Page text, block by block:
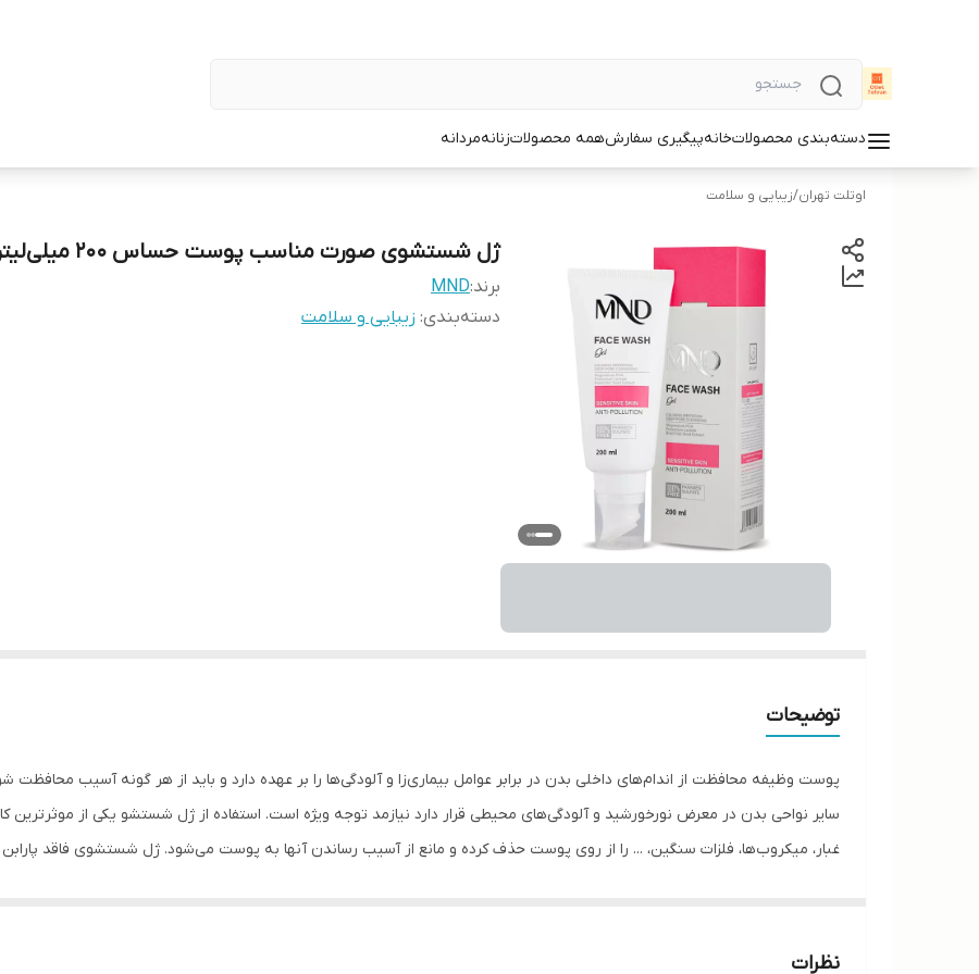
دسته‌بندی محصولاتخانهپیگیری سفارشهمه محصولاتزنانهمردانه
اوتلت تهران/زیبایی و سلامت
ژل شستشوی صورت مناسب پوست حساس 200 میلی‌لیتر
برند:MND
دسته‌بندی: زیبایی و سلامت
توضیحات
پوست وظیفه محافظت از اندام‌های داخلی بدن در برابر عوامل بیماری‌زا و آلودگی‌ها را بر عهده دارد و باید از هر گونه آسیب
سایر نواحی بدن در معرض نورخورشید و آلودگی‌های محیطی قرار دارد نیازمد توجه ویژه است. استفاده از ژل شستشو یکی از
غبار، میکروب‌ها، فلزات سنگین، ... را از روی پوست حذف کرده و مانع از آسیب رساندن آنها به پوست می‌شود. ژل شستشوی فاقد
موارد استفاده
نظرات